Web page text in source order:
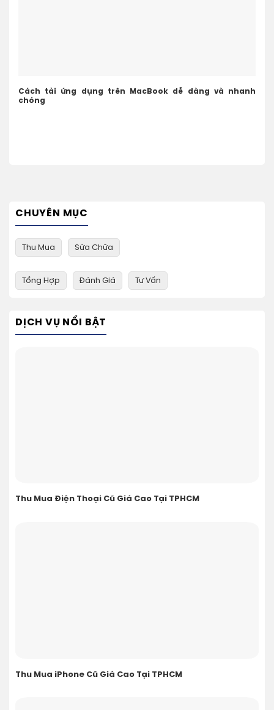
Cách tải ứng dụng trên MacBook dễ dàng và nhanh
chóng
CHUYÊN MỤC
Thu Mua Sửa Chữa
Tổng Hợp Đánh Giá Tư Vấn
DỊCH VỤ NỔI BẬT
Thu Mua Điện Thoại Cũ Giá Cao Tại TPHCM
Thu Mua iPhone Cũ Giá Cao Tại TPHCM